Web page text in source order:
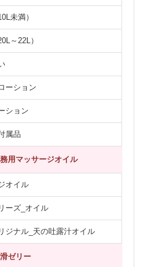
未満）
～22L）
ーション
ション
属品
用マッサージオイル
オイル
ーズ_オイル
ジナル_天の吐露汁オイル
ゼリー